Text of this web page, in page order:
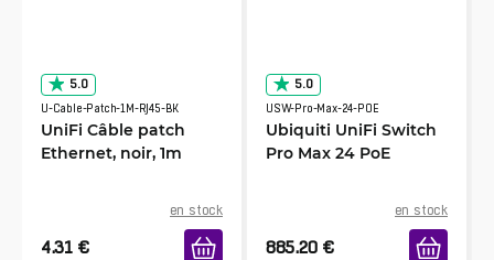
5.0
U-Cable-Patch-1M-RJ45-BK
UniFi Câble patch
Ethernet, noir, 1m
en stock
4.31 €
5.0
USW-Pro-Max-24-POE
Ubiquiti UniFi Switch
Pro Max 24 PoE
en stock
885.20 €